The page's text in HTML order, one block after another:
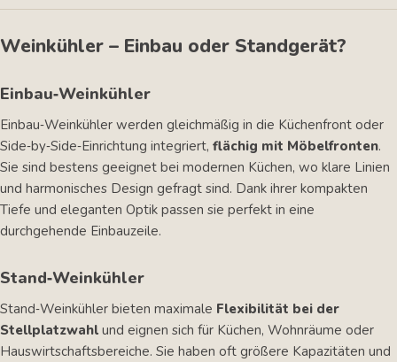
Weinkühler – Einbau oder Standgerät?
Einbau‑Weinkühler
Einbau‑Weinkühler werden gleichmäßig in die Küchenfront oder
Side‑by‑Side‑Einrichtung integriert, flächig mit Möbelfronten.
Sie sind bestens geeignet bei modernen Küchen, wo klare Linien
und harmonisches Design gefragt sind. Dank ihrer kompakten
Tiefe und eleganten Optik passen sie perfekt in eine
durchgehende Einbauzeile.
Stand‑Weinkühler
Stand‑Weinkühler bieten maximale Flexibilität bei der
Stellplatzwahl und eignen sich für Küchen, Wohnräume oder
Hauswirtschaftsbereiche. Sie haben oft größere Kapazitäten und